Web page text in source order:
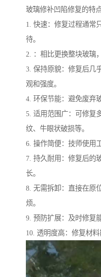
玻璃修补凹陷修复的特点
1. 快速：修复过程通常
待。
2. ：相比更换整块玻璃
3. 保持原貌：修复后几
观和强度。
4. 环保节能：避免废弃
5. 适用范围广：可修复
纹、牛眼状破损等。
6. 操作简便：技师使用
7. 持久耐用：修复后的
长。
8. 无需拆卸：直接在原
烦。
9. 预防扩展：及时修复
10. 透明度高：修复材